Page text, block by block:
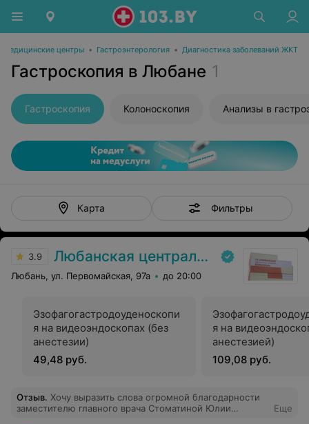
Медицинские центры • Гастроэнтерология • Диагностика заболеваний ЖКТ
Гастроскопия в Любане 1
Гастроскопия Колоноскопия Анализы в
Карта Фильтры
3.9 Любанская центральная районная больница
Любань, ул. Первомайская, 97а до 20:00
Эзофагогастродоуденоскопи
я на видеоэндоскопах (без
анестезии)
49,48 руб.
я на
анестезией)
109,08 руб.
Отзыв. Хочу выразить слова огромной благодарности
заместителю главного врача Стоматиной Юлии
Еще